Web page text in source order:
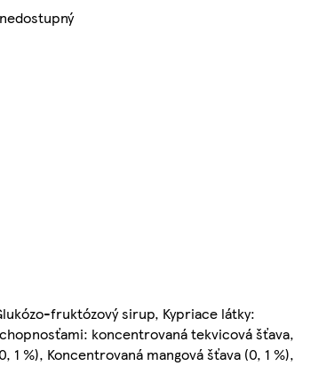
fruktózový sirup, Kypriace látky:
koncentrovaná tekvicová šťava,
1 %), Koncentrovaná mangová šťava (0, 1 %),